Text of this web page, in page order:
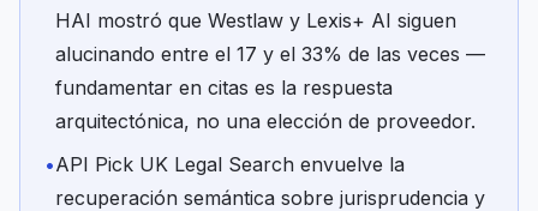
HAI mostró que Westlaw y Lexis+ AI siguen
alucinando entre el 17 y el 33% de las veces —
fundamentar en citas es la respuesta
arquitectónica, no una elección de proveedor.
•API Pick UK Legal Search envuelve la
recuperación semántica sobre jurisprudencia y